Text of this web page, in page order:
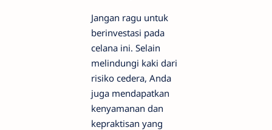
Jangan ragu untuk
berinvestasi pada
celana ini. Selain
melindungi kaki dari
risiko cedera, Anda
juga mendapatkan
kenyamanan dan
kepraktisan yang